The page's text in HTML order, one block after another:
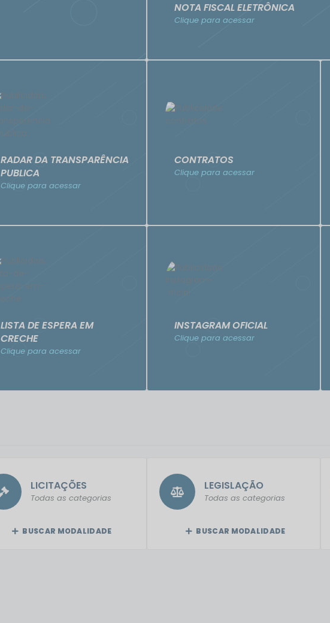
NOTA FISCAL ELETRÔNICA
Clique para acessar
RADAR DA TRANSPARÊNCIA
PUBLICA
Clique para acessar
CONTRATOS
Clique para acessar
LISTA DE ESPERA EM
CRECHE
Clique para acessar
INSTAGRAM OFICIAL
Clique para acessar
LICITAÇÕES
Todas as categorias
BUSCAR MODALIDADE
LEGISLAÇÃO
Todas as categorias
BUSCAR MODALIDADE